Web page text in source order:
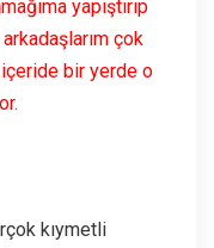
yapıştırıp
çok
bir yerde o
kıymetli